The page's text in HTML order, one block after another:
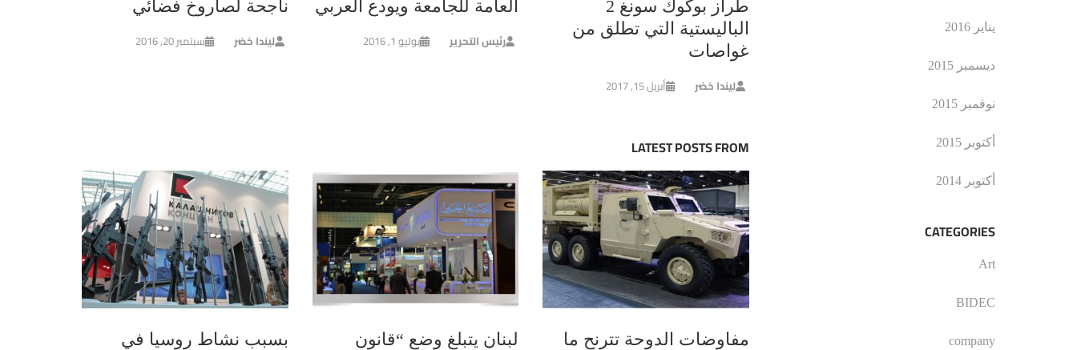
طراز بوكوك سونغ 2
الباليستية التي تطلق من
غواصات
ليندا خضر أبريل 15, 2017
العامة للجامعة ويودع العربي
رئيس التحرير يوليو 1, 2016
ناجحة لصاروخ فضائي
ليندا خضر سبتمبر 20, 2016
LATEST POSTS FROM
مفاوضات الدوحة تترنح ما
لبنان يتبلغ وضع “قانون
بسبب نشاط روسيا في
يناير 2016
ديسمبر 2015
نوفمبر 2015
أكتوبر 2015
أكتوبر 2014
CATEGORIES
Art
BIDEC
company